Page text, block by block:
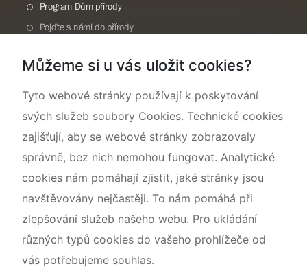
Program Dům přírody
Pojďte s námi do přírody
Rok CHKO pod záštitou České komise pro UNESCO
Můžeme si u vás uložit cookies?
Tyto webové stránky používají k poskytování
svých služeb soubory Cookies. Technické cookies
zajišťují, aby se webové stránky zobrazovaly
správně, bez nich nemohou fungovat. Analytické
cookies nám pomáhají zjistit, jaké stránky jsou
navštěvovány nejčastěji. To nám pomáhá při
zlepšování služeb našeho webu. Pro ukládání
různých typů cookies do vašeho prohlížeče od
vás potřebujeme souhlas.